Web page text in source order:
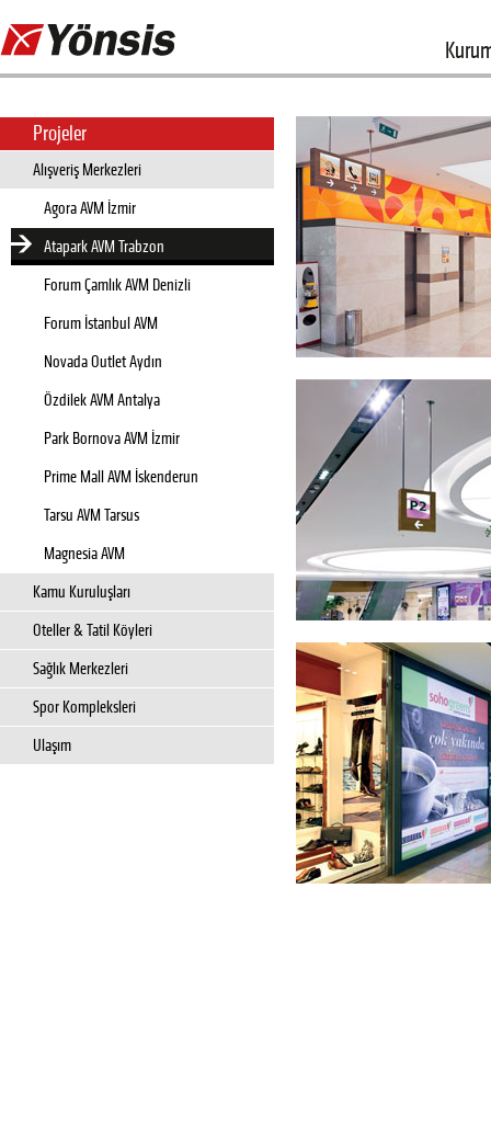
Projeler
Alışveriş Merkezleri
Agora AVM İzmir
Atapark AVM Trabzon
Forum Çamlık AVM Denizli
Forum İstanbul AVM
Novada Outlet Aydın
Özdilek AVM Antalya
Park Bornova AVM İzmir
Prime Mall AVM İskenderun
Tarsu AVM Tarsus
Magnesia AVM
Kamu Kuruluşları
Oteller & Tatil Köyleri
Sağlık Merkezleri
Spor Kompleksleri
Ulaşım